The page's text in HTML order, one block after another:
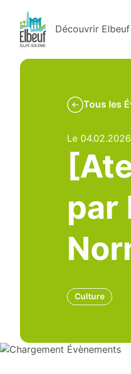
Découvrir Elbeuf
Tous les
Le
par
Culture